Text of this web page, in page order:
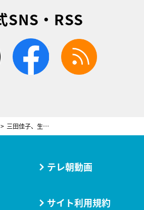
SNS・RSS
twitter facebook
三田佳子、生きがいは4匹の猫と1匹の犬。愛犬は“猫背”に…そして愛猫は“喋る”!?
テレ朝動画
サイト利用規約